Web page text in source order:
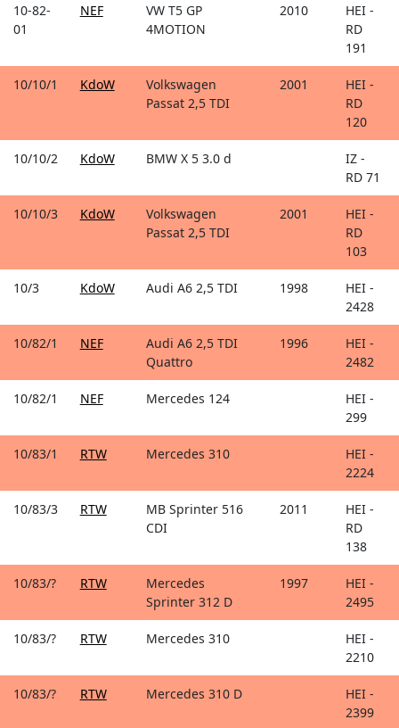
10-82-
01
NEF
VW T5 GP
4MOTION
2010
HEI -
RD
191
10/10/1 KdoW
Volkswagen
Passat 2,5 TDI
2001
HEI -
RD
120
10/10/2 KdoW BMW X 5 3.0 d
IZ -
RD 71
10/10/3 KdoW
Volkswagen
Passat 2,5 TDI
2001
HEI -
RD
103
10/3 KdoW Audi A6 2,5 TDI 1998
HEI -
2428
10/82/1 NEF
Audi A6 2,5 TDI
Quattro
1996
HEI -
2482
10/82/1 NEF Mercedes 124
HEI -
299
10/83/1 RTW Mercedes 310
HEI -
2224
10/83/3 RTW
MB Sprinter 516
CDI
2011
HEI -
RD
138
10/83/? RTW
Mercedes
Sprinter 312 D
1997
HEI -
2495
10/83/? RTW Mercedes 310
HEI -
2210
10/83/? RTW Mercedes 310 D
HEI -
2399